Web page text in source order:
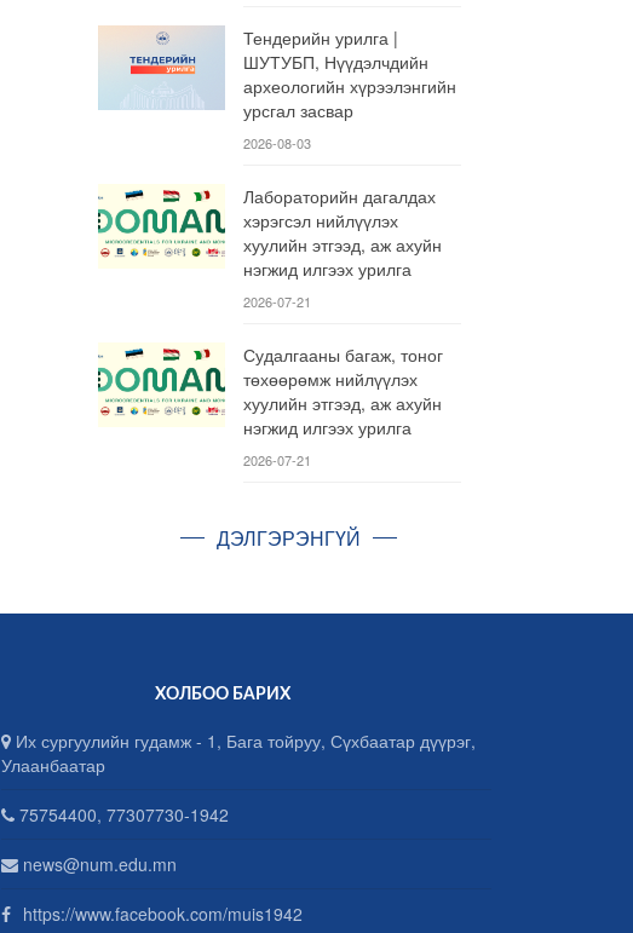
Тендерийн урилга |
ШУТУБП, Нүүдэлчдийн
археологийн хүрээлэнгийн
урсгал засвар
2026-08-03
Лабораторийн дагалдах
хэрэгсэл нийлүүлэх
хуулийн этгээд, аж ахуйн
нэгжид илгээх урилга
2026-07-21
Судалгааны багаж, тоног
төхөөрөмж нийлүүлэх
хуулийн этгээд, аж ахуйн
нэгжид илгээх урилга
2026-07-21
ДЭЛГЭРЭНГҮЙ
ХОЛБОО БАРИХ
Их сургуулийн гудамж - 1, Бага тойруу, Сүхбаатар дүүрэг,
Улаанбаатар
75754400, 77307730-1942
news@num.edu.mn
https://www.facebook.com/muis1942